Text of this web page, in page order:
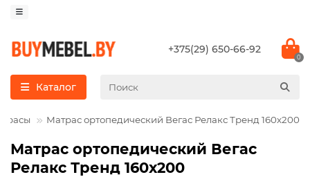
+375(29) 650-66-92
0
Каталог
Матрас ортопедический Вегас Релакс Тренд 160х200
Матрас ортопедический Вегас
Релакс Тренд 160х200